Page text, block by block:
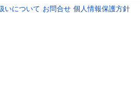
いについて お問合せ 個人情報保護方針